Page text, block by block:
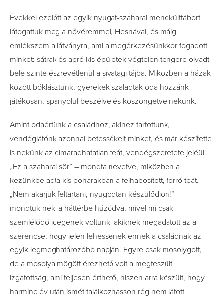
Évekkel ezelőtt az egyik nyugat-szaharai menekülttábort
látogattuk meg a nővéremmel, Hesnával, és máig
emlékszem a látványra, ami a megérkezésünkkor fogadott
minket: sátrak és apró kis épületek végtelen tengere olvadt
bele szinte észrevétlenül a sivatagi tájba. Miközben a házak
között bóklásztunk, gyerekek szaladtak oda hozzánk
játékosan, spanyolul beszélve és köszöngetve nekünk.
Amint odaértünk a családhoz, akihez tartottunk,
vendéglátónk azonnal betessékelt minket, és már készítette
is nekünk az elmaradhatatlan teát, vendégszeretete jeléül.
„Ez a szaharai sör” – mondta nevetve, miközben a
kezünkbe adta kis poharakban a felhabosított, forró teát.
„Nem akarjuk feltartani, nyugodtan készülődjön!” –
mondtuk neki a háttérbe húzódva, mivel mi csak
szemlélődő idegenek voltunk, akiknek megadatott az a
szerencse, hogy jelen lehessenek ennek a családnak az
egyik legmeghatározóbb napján. Egyre csak mosolygott,
de a mosolya mögött érezhető volt a megfeszült
izgatottság, ami teljesen érthető, hiszen arra készült, hogy
harminc év után ismét találkozhasson rég nem látott